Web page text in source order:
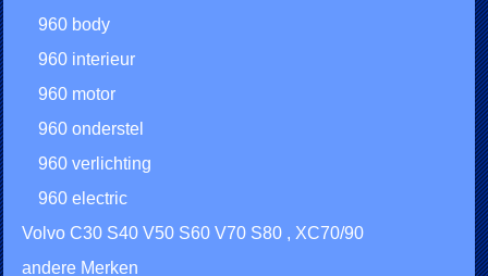
960 body
960 interieur
960 motor
960 onderstel
960 verlichting
960 electric
Volvo C30 S40 V50 S60 V70 S80 , XC70/90
andere Merken